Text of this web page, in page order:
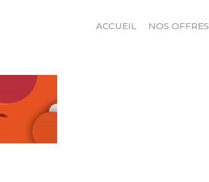
pour rechercher ou sur ESC pour fermer
ACCUEIL NOS OFFRES